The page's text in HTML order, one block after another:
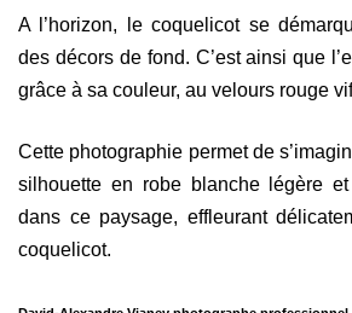
A l’horizon,
le coquelicot se
des décors de fond. C’est ainsi que
grâce à sa couleur, au velours rouge
Cette photographie permet de
silhouette en robe blanche légère
dans ce paysage, effleurant
coquelicot.